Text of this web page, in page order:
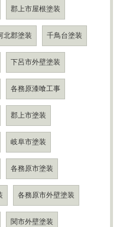
郡上市屋根塗装
北郡塗装 千鳥台塗装
下呂市外壁塗装
各務原漆喰工事
郡上市塗装
岐阜市塗装
各務原市塗装
各務原市外壁塗装
関市外壁塗装